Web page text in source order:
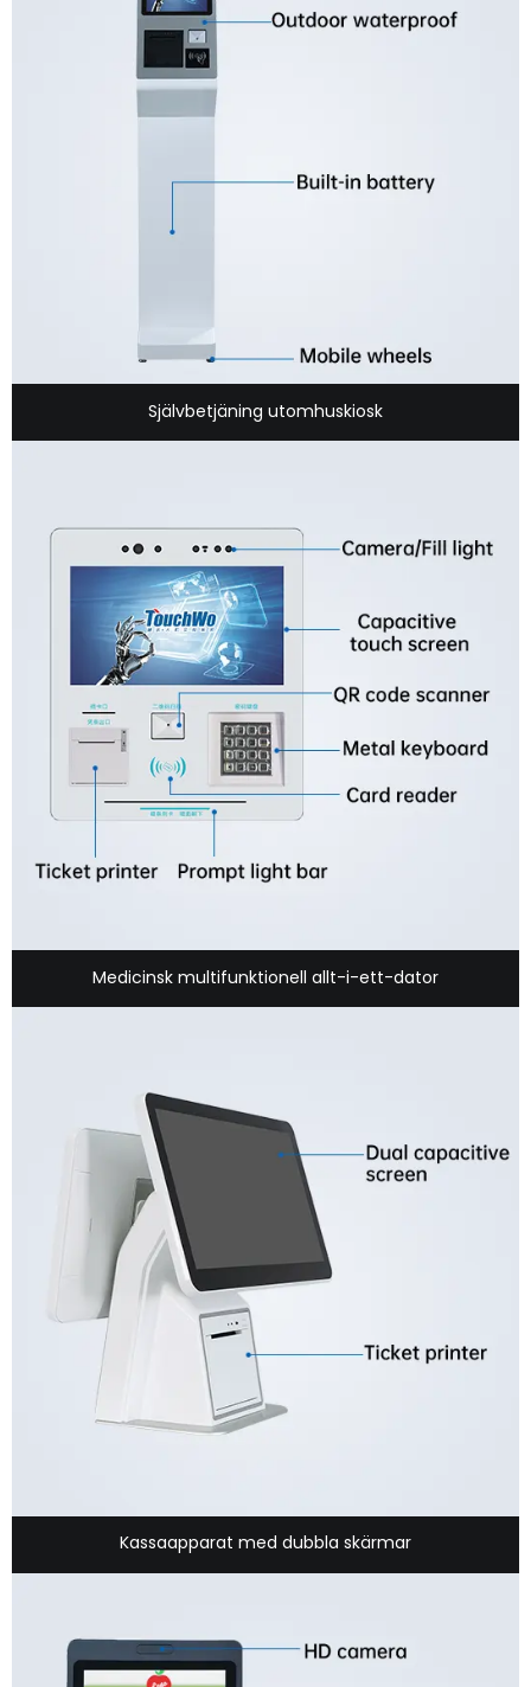
Självbetjäning utomhuskiosk
Medicinsk multifunktionell allt-i-ett-dator
Kassaapparat med dubbla skärmar